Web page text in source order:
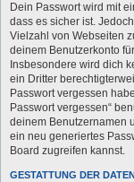
Dein Passwort wird mit
dass es sicher ist.
Vielzahl von Webseiten
deinem Benutzerkonto
Insbesondere wird dich
ein Dritter
Passwort vergessen
Passwort vergessen“
deinem Benutzernamen
ein neu generiertes
Board zugreifen kannst.
GESTATTUNG DER